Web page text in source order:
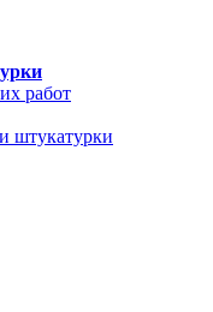
работ
штукатурки